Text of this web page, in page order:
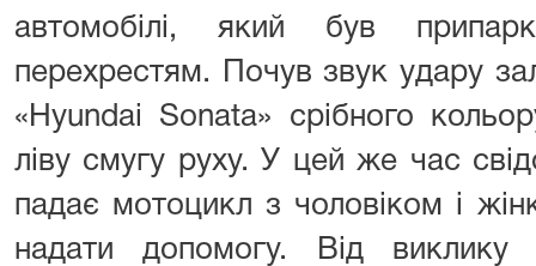
автомобілі, який був
перехрестям. Почув звук удару
«Hyundai Sonata» срібного
ліву смугу руху. У цей же час
падає мотоцикл з чоловіком і
надати допомогу. Від виклику